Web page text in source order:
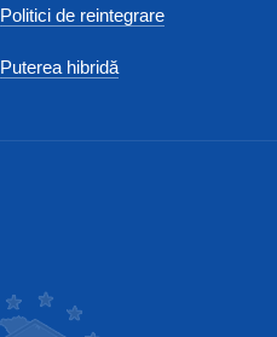
Politici de reintegrare
Puterea hibridă